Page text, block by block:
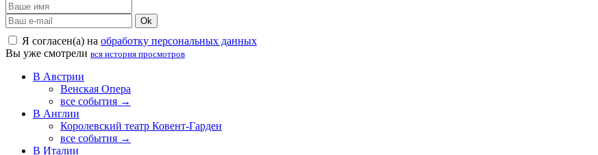
Ok
Я согласен(а) на обработку персональных данных
Вы уже смотрели вся история просмотров
В Австрии
Венская Опера
все события →
В Англии
Королевский театр Ковент-Гарден
все события →
В Италии